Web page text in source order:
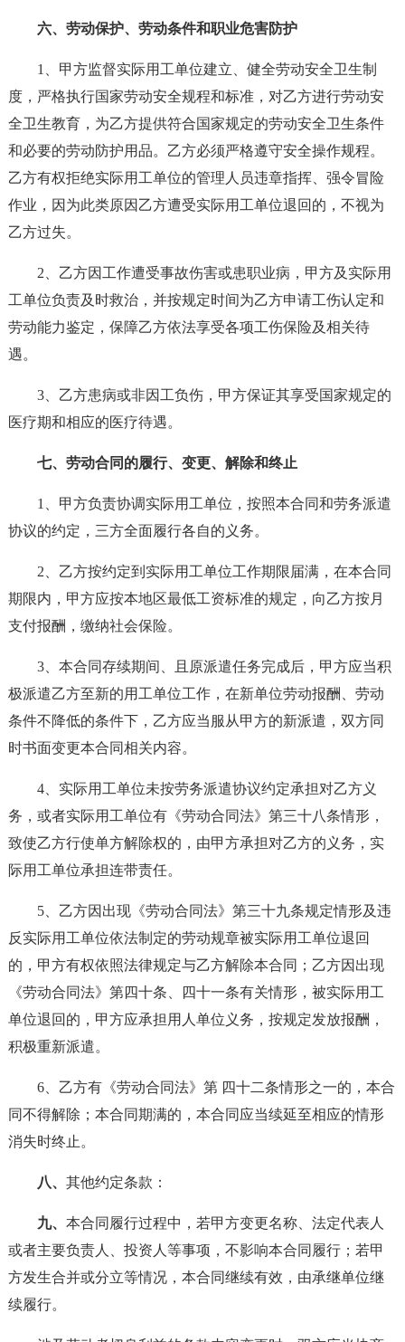
六、劳动保护、劳动条件和职业危害防护
1、甲方监督实际用工单位建立、健全劳动安全卫生制
度，严格执行国家劳动安全规程和标准，对乙方进行劳动安
全卫生教育，为乙方提供符合国家规定的劳动安全卫生条件
和必要的劳动防护用品。乙方必须严格遵守安全操作规程。
乙方有权拒绝实际用工单位的管理人员违章指挥、强令冒险
作业，因为此类原因乙方遭受实际用工单位退回的，不视为
乙方过失。
2、乙方因工作遭受事故伤害或患职业病，甲方及实际用
工单位负责及时救治，并按规定时间为乙方申请工伤认定和
劳动能力鉴定，保障乙方依法享受各项工伤保险及相关待
遇。
3、乙方患病或非因工负伤，甲方保证其享受国家规定的
医疗期和相应的医疗待遇。
七、劳动合同的履行、变更、解除和终止
1、甲方负责协调实际用工单位，按照本合同和劳务派遣
协议的约定，三方全面履行各自的义务。
2、乙方按约定到实际用工单位工作期限届满，在本合同
期限内，甲方应按本地区最低工资标准的规定，向乙方按月
支付报酬，缴纳社会保险。
3、本合同存续期间、且原派遣任务完成后，甲方应当积
极派遣乙方至新的用工单位工作，在新单位劳动报酬、劳动
条件不降低的条件下，乙方应当服从甲方的新派遣，双方同
时书面变更本合同相关内容。
4、实际用工单位未按劳务派遣协议约定承担对乙方义
务，或者实际用工单位有《劳动合同法》第三十八条情形，
致使乙方行使单方解除权的，由甲方承担对乙方的义务，实
际用工单位承担连带责任。
5、乙方因出现《劳动合同法》第三十九条规定情形及违
反实际用工单位依法制定的劳动规章被实际用工单位退回
的，甲方有权依照法律规定与乙方解除本合同；乙方因出现
《劳动合同法》第四十条、四十一条有关情形，被实际用工
单位退回的，甲方应承担用人单位义务，按规定发放报酬，
积极重新派遣。
6、乙方有《劳动合同法》第 四十二条情形之一的，本合
同不得解除；本合同期满的，本合同应当续延至相应的情形
消失时终止。
八、 其他约定条款：
九、 本合同履行过程中，若甲方变更名称、法定代表人
或者主要负责人、投资人等事项，不影响本合同履行；若甲
方发生合并或分立等情况，本合同继续有效，由承继单位继
续履行。